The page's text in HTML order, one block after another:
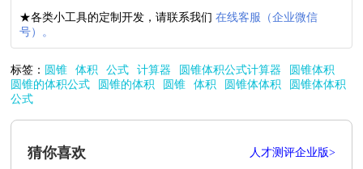
★各类小工具的定制开发，请联系我们在线客服（企业微信
号）。
标签： 圆锥 体积 公式 计算器 圆锥体积公式计算器
圆锥体积
圆锥的体积公式
圆锥的体积 圆锥 体积 圆锥体体积
圆锥体体积
公式
人才测评企业版>
猜你喜欢